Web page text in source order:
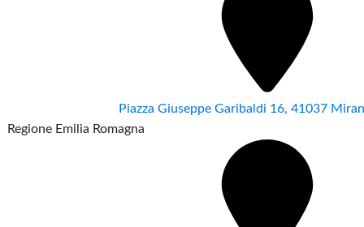
Piazza Giuseppe Garibaldi 16, 41037
Regione Emilia Romagna